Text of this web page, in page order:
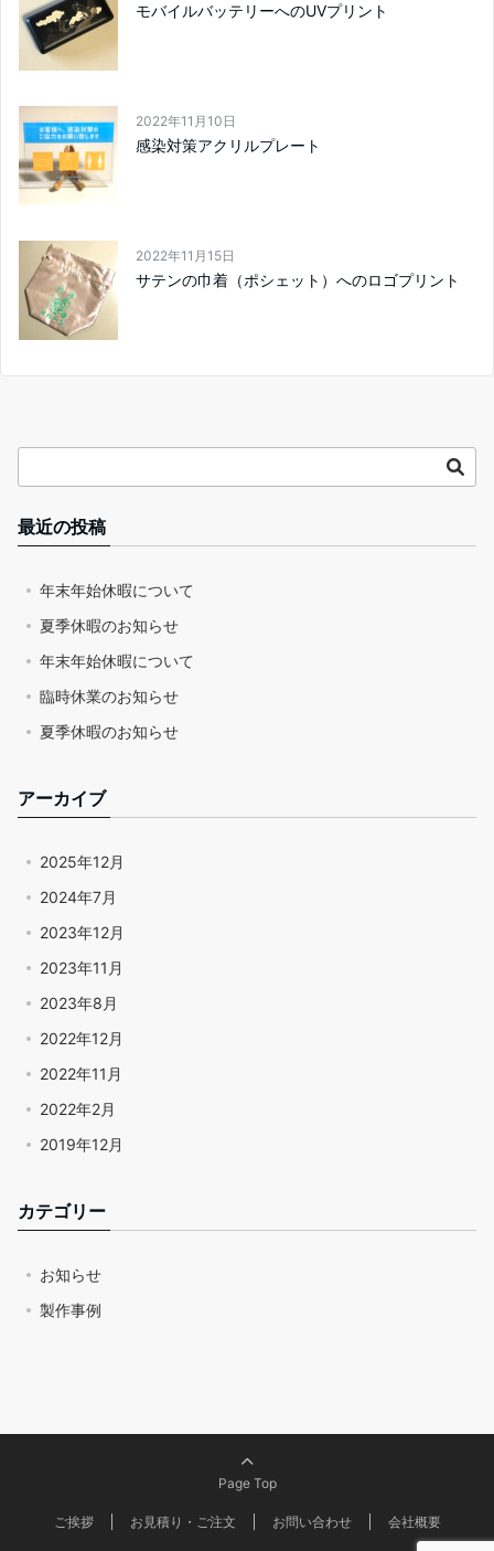
モバイルバッテリーへのUVプリント
2022年11月10日
感染対策アクリルプレート
2022年11月15日
サテンの巾着（ポシェット）へのロゴプリント
最近の投稿
年末年始休暇について
夏季休暇のお知らせ
年末年始休暇について
臨時休業のお知らせ
夏季休暇のお知らせ
アーカイブ
2025年12月
2024年7月
2023年12月
2023年11月
2023年8月
2022年12月
2022年11月
2022年2月
2019年12月
カテゴリー
お知らせ
製作事例
Page Top
ご挨拶 お見積り・ご注文 お問い合わせ 会社概要